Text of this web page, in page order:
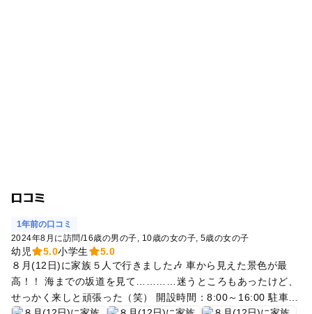
口コミ
1年前の口コミ
2024年8月に訪問/16歳の男の子 10歳の女の子 5歳の女の子
幼児 5.0小学生
5.0
８月(12日)に家族５人で行きました🎶 車から見えた景色が最
高！！ 海までの坂道を見て…………迷うところもあったけど、
せっかく来しと頑張った（笑） 開設時間：8:00～16:00 駐車